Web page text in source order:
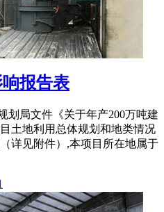
报告表
划局文件《关于年产200万吨建
土地利用总体规划和地类情况
详见附件）,本项目所在地属于